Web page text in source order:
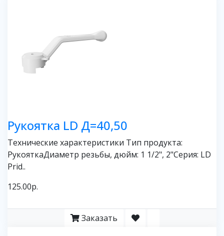
Рукоятка LD Д=40,50
Технические характеристики Тип продукта:
РукояткаДиаметр резьбы, дюйм: 1 1/2", 2"Серия: LD
Prid..
125.00р.
Заказать